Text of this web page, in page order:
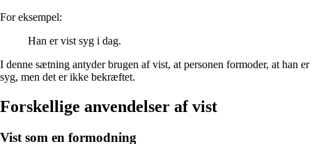
For eksempel:
Han er vist syg i dag.
I denne sætning antyder brugen af vist, at personen formoder, at han er
syg, men det er ikke bekræftet.
Forskellige anvendelser af vist
Vist som en formodning